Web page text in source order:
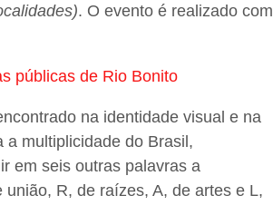
. O evento é realizado com
públicas de Rio Bonito
na identidade visual e na
a multiplicidade do Brasil,
em seis outras palavras a
R, de raízes, A, de artes e L,